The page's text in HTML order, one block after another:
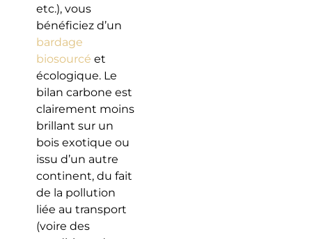
etc.), vous
bénéficiez d’un
bardage
biosourcé et
écologique. Le
bilan carbone est
clairement moins
brillant sur un
bois exotique ou
issu d’un autre
continent, du fait
de la pollution
liée au transport
(voire des